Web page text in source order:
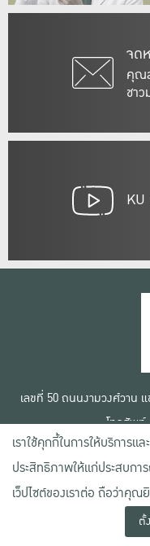
จด
คุณ
ชา
เลขที่ 50 ถนนงามวงศ์วาน
โทรศัพท์
สงวนลิขสิทธิ์ ©
เงื่อ
ข้อ
นโ
เราใช้คุกกี้ในการให้บริการแ
ประสิทธิภาพให้แก่ประสบก
เว็ปไซต์ของเราต่อ ถือว่าคุ
ตั้